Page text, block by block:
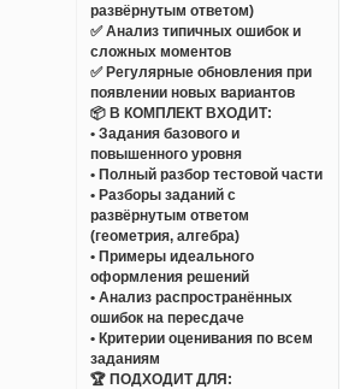
развёрнутым ответом)
✅ Анализ типичных ошибок и
сложных моментов
✅ Регулярные обновления при
появлении новых вариантов
📦 В КОМПЛЕКТ ВХОДИТ:
• Задания базового и
повышенного уровня
• Полный разбор тестовой части
• Разборы заданий с
развёрнутым ответом
(геометрия, алгебра)
• Примеры идеального
оформления решений
• Анализ распространённых
ошибок на пересдаче
• Критерии оценивания по всем
заданиям
🏆 ПОДХОДИТ ДЛЯ: